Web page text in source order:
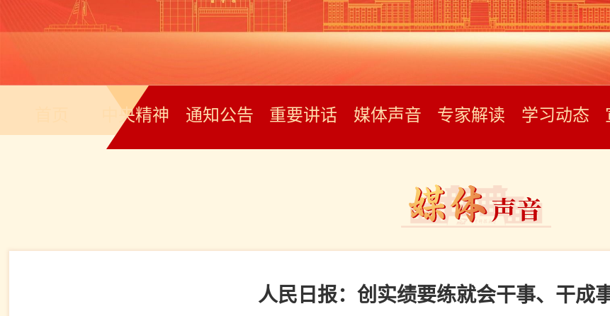
中央精神 通知公告 重要讲话 媒体声音 专家解读 学习动态
人民日报：创实绩要练就会干事、干成